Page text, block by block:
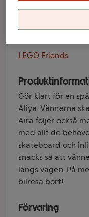
LEGO Friends
Gör klart för en
Aliya. Vännerna
Aira följer också
med allt de
skateboard och
snacks så att
längs vägen. På
bilresa bort!
Förvaring